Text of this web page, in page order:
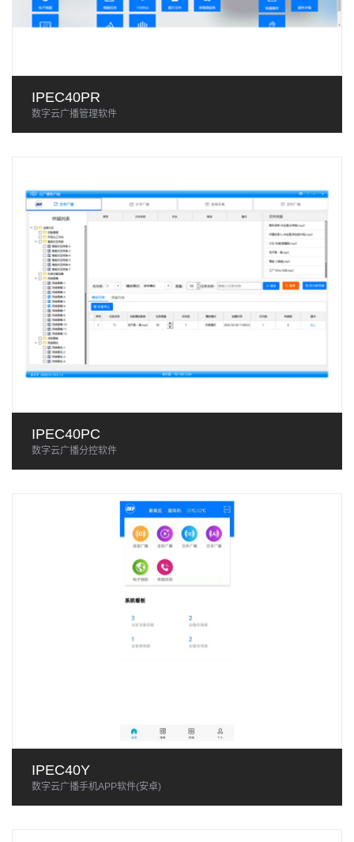
IPEC40PR
数字云广播管理软件
IPEC40PC
数字云广播分控软件
IPEC40Y
数字云广播手机APP软件(安卓)